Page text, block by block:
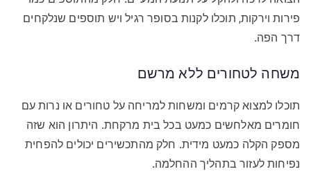
פירות וירקות, תוכלו לקנות בסופר רגיל ויש תוספים שנלקחים
דרך הפה.
משחה לטחורים ללא מרשם
תוכלו למצוא קרמים ומשחות למריחה על טחורים או נרות עם
חומרים מאלחשים כמעט בכל בית מרקחת. היתרון הוא שזה
מספק הקלה כמעט מידית. חלק מהתכשירים יכולים להפחית
נפיחות לעזור בתהליך ההחלמה.